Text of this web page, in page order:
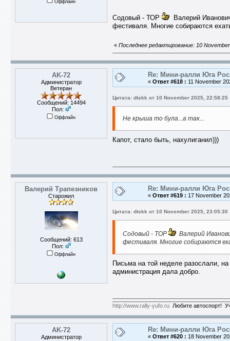
Оффлайн
Содовый - ТОР
Валерий
фестиваля. Многие собираются
« Последнее редактирование: 10
AK-72
Администратор
Ветеран
Сообщений: 14494
Пол:
Оффлайн
Re: Мини-ралли Юга
« Ответ #618 : 11 November
Цитата: dtskk от 10 November 2025, 22:58:25
Не крыша то була...а так...
Капот, стало быть, нахулиганил)))
Валерий Трапезников
Старожил
Сообщений: 613
Пол:
Оффлайн
Re: Мини-ралли Юга
« Ответ #619 : 17 November
Цитата: dtskk от 10 November 2025, 23:05:30
Содовый - ТОР
Валерий
фестиваля. Многие собираются
Письма на той неделе разослали,
администрация дала добро.
http://www.rally-yufo.ru Любите автоспорт!
AK-72
Администратор
Re: Мини-ралли Юга
« Ответ #620 : 18 November